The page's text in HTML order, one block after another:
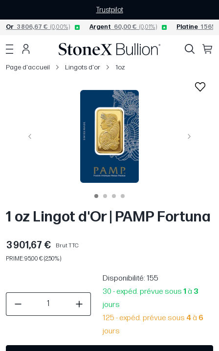
Trustpilot
Or 3 806,67 € (0,00%) Argent 60,00 € (0,01%) Platine 1
Page d'accueil Lingots d'or 1oz
Précédent Suivant
1 oz Lingot d'Or | PAMP Fortuna
3 901,67 €
Brut TTC
PRIME: 95,00 € (2,50%)
Disponibilité: 155
30 - expéd. prévue sous1à 3
jours
125 - expéd. prévue sous 4à 6
jours